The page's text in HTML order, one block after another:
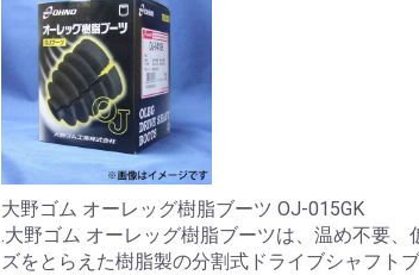
大野ゴム オーレッグ樹脂ブーツ OJ-015GK
.大野ゴム オーレッグ樹脂ブーツは、温め不要
ズをとらえた樹脂製の分割式ドライブシャフトブ